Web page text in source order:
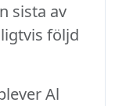
sista av
följd
Al